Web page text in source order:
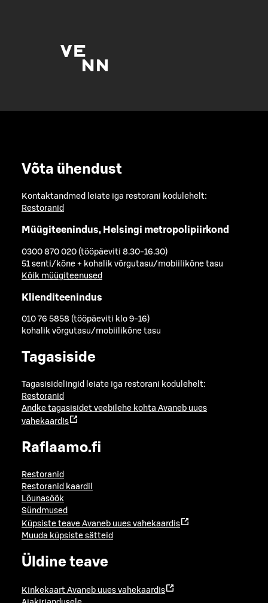
Võta ühendust
Kontaktandmed leiate iga restorani kodulehelt:
Restoranid
Müügiteenindus, Helsingi metropolipiirkond
0300 870 020 (tööpäeviti 8.30-16.30)
51 senti/kõne + kohalik võrgutasu/mobiilikõne tasu
Kõik müügiteenused
Klienditeenindus
010 76 5858 (tööpäeviti klo 9-16)
kohalik võrgutasu/mobiilikõne tasu
Tagasiside
Tagasisidelingid leiate iga restorani kodulehelt:
Restoranid
Andke tagasisidet veebilehe kohta Avaneb uues
vahekaardis
Raflaamo.fi
Restoranid
Restoranid kaardil
Lõunasöök
Sündmused
Küpsiste teave Avaneb uues vahekaardis
Muuda küpsiste sätteid
Üldine teave
Kinkekaart Avaneb uues vahekaardis